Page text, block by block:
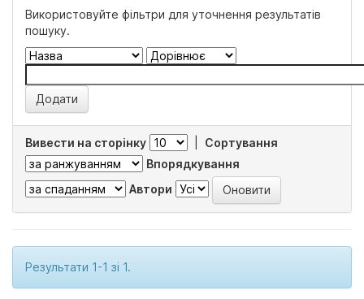
Використовуйте фільтри для уточнення результатів
пошуку.
Вивести на сторінку
Сортування
Впорядкування
Автори
Результати 1-1 зі 1.